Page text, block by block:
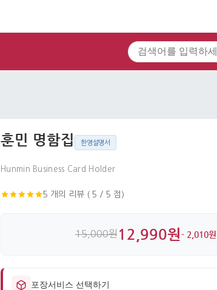
훈민 명함집 한영설명서
Hunmin Business Card Holder
5 개의 리뷰 ( 5 / 5 점)
15,000원12,990원 - 2,010원
포장서비스 선택하기